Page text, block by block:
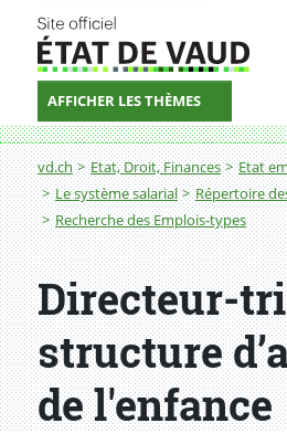
AFFICHER LES THÈMES
Fil d'Ariane
vd.ch Etat, Droit, Finances
Etat
Le système salarial
Répertoire
Recherche des Emplois-types
Directeur-trice de structure
Directeur-
structure
de l'enfance